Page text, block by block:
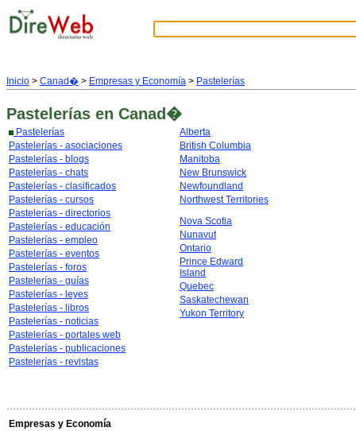
Inicio > Canad� > Empresas y Economía > Pastelerías
Pastelerías en Canad�
Pastelerías
Pastelerías - asociaciones
Pastelerías - blogs
Pastelerías - chats
Pastelerías - clasificados
Pastelerías - cursos
Pastelerías - directorios
Pastelerías - educación
Pastelerías - empleo
Pastelerías - eventos
Pastelerías - foros
Pastelerías - guías
Pastelerías - leyes
Pastelerías - libros
Pastelerías - noticias
Pastelerías - portales web
Pastelerías - publicaciones
Pastelerías - revistas
Alberta
British Columbia
Manitoba
New Brunswick
Newfoundland
Northwest Territories
Nova Scotia
Nunavut
Ontario
Prince Edward
Island
Quebec
Saskatechewan
Yukon Territory
Empresas y Economía